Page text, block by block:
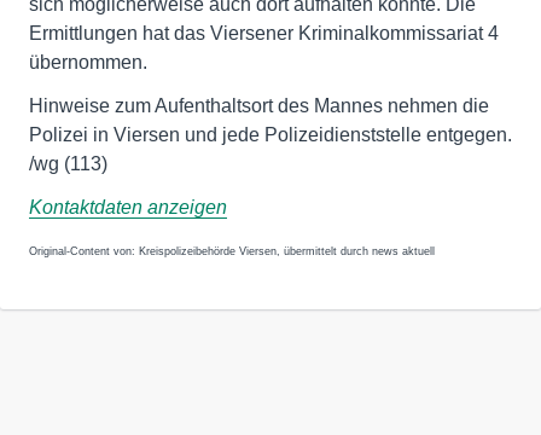
sich möglicherweise auch dort aufhalten könnte. Die
Ermittlungen hat das Viersener Kriminalkommissariat 4
übernommen.
Hinweise zum Aufenthaltsort des Mannes nehmen die
Polizei in Viersen und jede Polizeidienststelle entgegen.
/wg (113)
Kontaktdaten anzeigen
Original-Content von: Kreispolizeibehörde Viersen, übermittelt durch news aktuell